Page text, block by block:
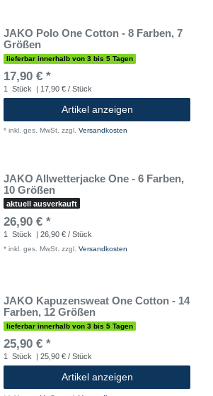
JAKO Polo One Cotton - 8 Farben, 7
Größen
lieferbar innerhalb von 3 bis 5 Tagen
17,90 € *
1 Stück | 17,90 € / Stück
Artikel anzeigen
* inkl. ges. MwSt. zzgl. Versandkosten
JAKO Allwetterjacke One - 6 Farben,
10 Größen
aktuell ausverkauft
26,90 € *
1 Stück | 26,90 € / Stück
* inkl. ges. MwSt. zzgl. Versandkosten
JAKO Kapuzensweat One Cotton - 14
Farben, 12 Größen
lieferbar innerhalb von 3 bis 5 Tagen
25,90 € *
1 Stück | 25,90 € / Stück
Artikel anzeigen